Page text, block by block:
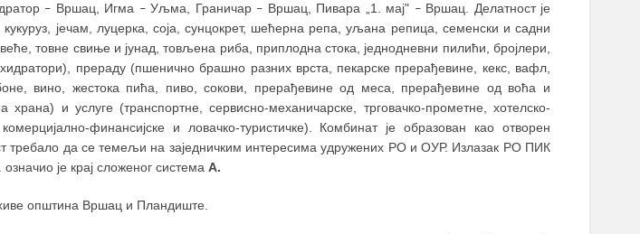
– Вршац, Игма –Уљма, Граничар – Вршац, Пивара „1. мај" –Вршац. Делатност је
јечам, луцерка, соја, сунцокрет, шећерна репа, уљана репица, семенски и садни
товне свиње и јунад, товљена риба, приплодна стока, једнодневни пилићи, бројлери,
прераду (пшенично брашно разних врста, пекарске прерађевине, кекс, вафл,
вино, жестока пића, пиво, сокови, прерађевине од меса, прерађевине од воћа и
и услуге (транспортне, сервисно-механичарске, трговачко-прометне, хотелско-
финансијске и ловачко-туристичке). Комбинат је образован као отворен
требало да се темељи на заједничким интересима удружених РО и ОУР. Излазак РО ПИК
означио је крај сложеног система А.
општина Вршац и Пландиште.